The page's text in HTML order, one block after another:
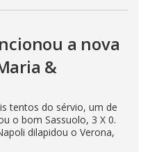
a nova
&
tentos do sérvio, um de
o bom Sassuolo, 3 X 0.
dilapidou o Verona,